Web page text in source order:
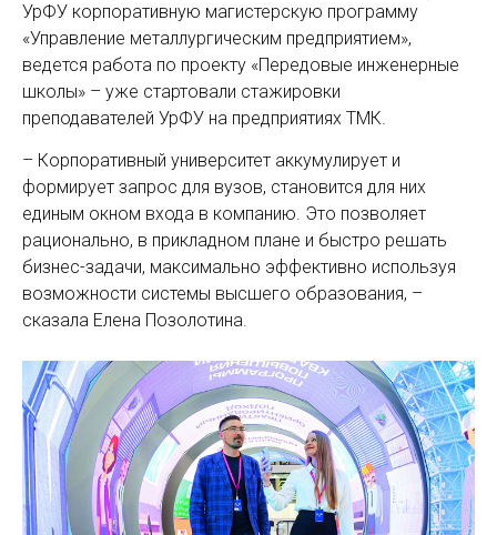
УрФУ корпоративную магистерскую программу
«Управление металлургическим предприятием»,
ведется работа по проекту «Передовые инженерные
школы» – уже стартовали стажировки
преподавателей УрФУ на предприятиях ТМК.
– Корпоративный университет аккумулирует и
формирует запрос для вузов, становится для них
единым окном входа в компанию. Это позволяет
рационально, в прикладном плане и быстро решать
бизнес-­задачи, максимально эффективно используя
возможности системы высшего образования, –
сказала Елена Позолотина.